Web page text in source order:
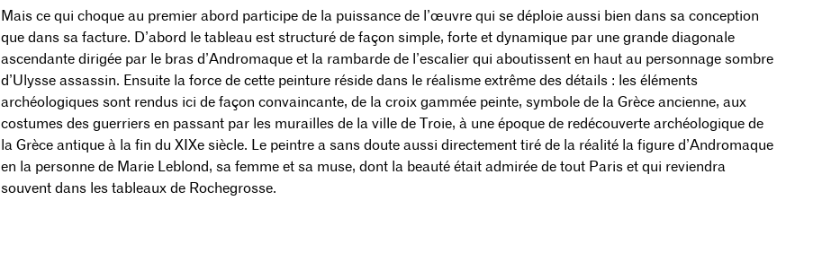
Mais ce qui choque au premier abord participe de la puissance de l’œuvre qui se déploie aussi bien dans sa conception
que dans sa facture. D’abord le tableau est structuré de façon simple, forte et dynamique par une grande diagonale
ascendante dirigée par le bras d’Andromaque et la rambarde de l’escalier qui aboutissent en haut au personnage sombre
d’Ulysse assassin. Ensuite la force de cette peinture réside dans le réalisme extrême des détails : les éléments
archéologiques sont rendus ici de façon convaincante, de la croix gammée peinte, symbole de la Grèce ancienne, aux
costumes des guerriers en passant par les murailles de la ville de Troie, à une époque de redécouverte archéologique de
la Grèce antique à la fin du XIXe siècle. Le peintre a sans doute aussi directement tiré de la réalité la figure d’Andromaque
en la personne de Marie Leblond, sa femme et sa muse, dont la beauté était admirée de tout Paris et qui reviendra
souvent dans les tableaux de Rochegrosse.